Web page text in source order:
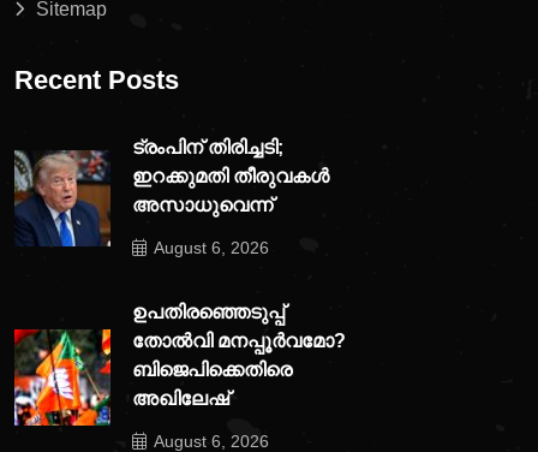
Sitemap
Recent Posts
ട്രംപിന് തിരിച്ചടി;
ഇറക്കുമതി തീരുവകൾ
അസാധുവെന്ന്
August 6, 2026
ഉപതിരഞ്ഞെടുപ്പ്
തോൽവി മനപ്പൂർവമോ?
ബിജെപിക്കെതിരെ
അഖിലേഷ്
August 6, 2026